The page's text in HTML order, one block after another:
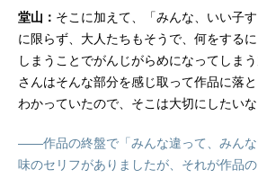
堂山： そこに加えて、「みんな、いい子
に限らず、大人たちもそうで、何をする
しまうことでがんじがらめになってしま
さんはそんな部分を感じ取って作品に落
わかっていたので、そこは大切にしたいな
――作品の終盤で「みんな違って、みん
味のセリフがありましたが、それが作品